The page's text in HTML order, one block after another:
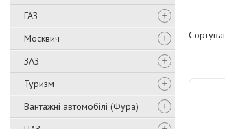
ГАЗ
Москвич
ЗАЗ
Туризм
Вантажні автомобілі (Фура)